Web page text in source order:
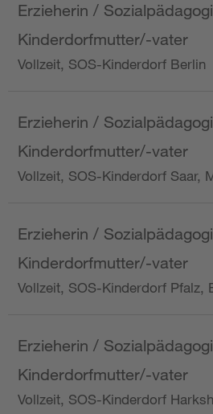
Erzieherin /
Kinderdorfmutter/-vater
Vollzeit, SOS-Kinderdorf Berlin
Erzieherin /
Kinderdorfmutter/-vater
Vollzeit, SOS-Kinderdorf Saar,
Erzieherin /
Kinderdorfmutter/-vater
Vollzeit, SOS-Kinderdorf Pfalz,
Erzieherin /
Kinderdorfmutter/-vater
Vollzeit, SOS-Kinderdorf